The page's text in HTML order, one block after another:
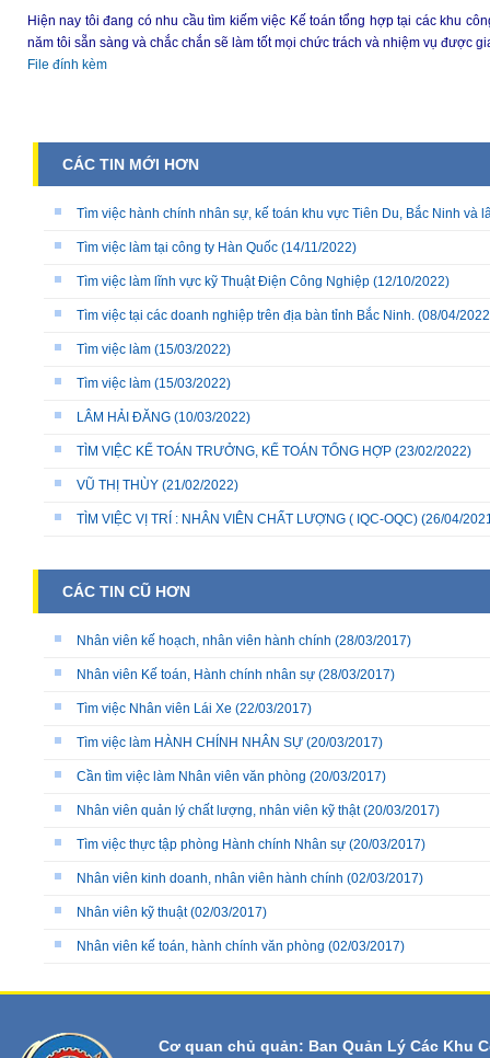
Hiện nay tôi đang có nhu cầu tìm kiếm việc Kế toán tổng hợp tại các khu
năm tôi sẵn sàng và chắc chắn sẽ làm tốt mọi chức trách và nhiệm vụ được
File đính kèm
CÁC TIN MỚI HƠN
Tìm việc hành chính nhân sự, kế toán khu vực Tiên Du, Bắc Ninh và
Tìm việc làm tại công ty Hàn Quốc (14/11/2022)
Tìm việc làm lĩnh vực kỹ Thuật Điện Công Nghiệp (12/10/2022)
Tìm việc tại các doanh nghiệp trên địa bàn tỉnh Bắc Ninh. (08/04/
Tìm việc làm (15/03/2022)
Tìm việc làm (15/03/2022)
LÂM HẢI ĐĂNG (10/03/2022)
TÌM VIỆC KẾ TOÁN TRƯỞNG, KẾ TOÁN TỔNG HỢP (23/02/2022)
VŨ THỊ THÙY (21/02/2022)
TÌM VIỆC VỊ TRÍ : NHÂN VIÊN CHẤT LƯỢNG ( IQC-OQC) (26/04/
CÁC TIN CŨ HƠN
Nhân viên kế hoạch, nhân viên hành chính (28/03/2017)
Nhân viên Kế toán, Hành chính nhân sự (28/03/2017)
Tìm việc Nhân viên Lái Xe (22/03/2017)
Tìm việc làm HÀNH CHÍNH NHÂN SỰ (20/03/2017)
Cần tìm việc làm Nhân viên văn phòng (20/03/2017)
Nhân viên quản lý chất lượng, nhân viên kỹ thật(20/03/2017)
Tìm việc thực tập phòng Hành chính Nhân sự (20/03/2017)
Nhân viên kinh doanh, nhân viên hành chính (02/03/2017)
Nhân viên kỹ thuật(02/03/2017)
Nhân viên kế toán, hành chính văn phòng (02/03/2017)
Cơ quan chủ quản: Ban Quản Lý Các Khu